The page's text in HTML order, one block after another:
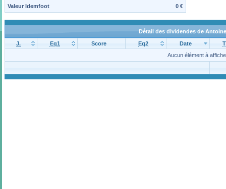
Valeur Idemfoot
0 €
Détail des dividendes de
J.
Eq1 Score Eq2 Date
Aucun élément à